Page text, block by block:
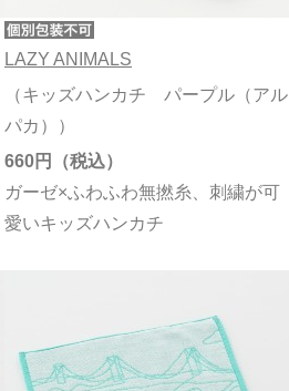
LAZY ANIMALS
（キッズハンカチ パープル（アル
パカ））
ガーゼ×ふわふわ無撚糸、刺繍が可
愛いキッズハンカチ
660円